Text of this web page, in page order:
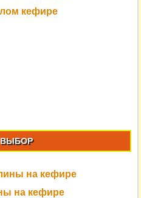
кефире
на кефире